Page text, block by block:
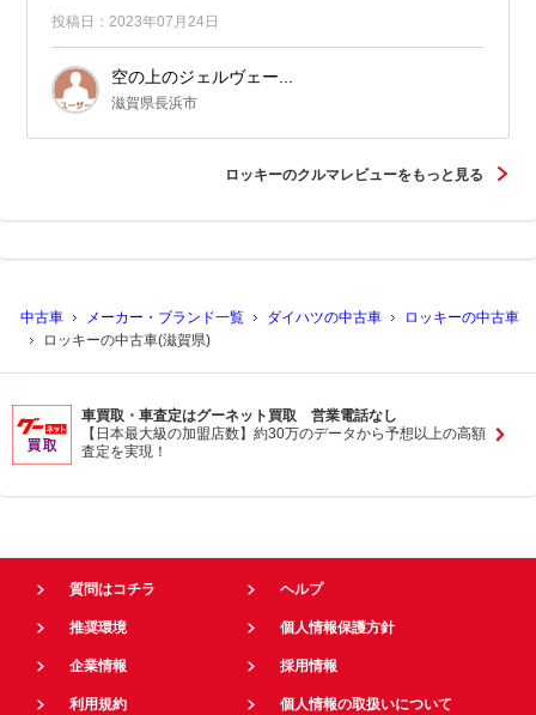
投稿日：2023年07月24日
空の上のジェルヴェー...
滋賀県長浜市
ロッキーのクルマレビューをもっと見る
中古車 メーカー・ブランド一覧 ダイハツの中古車
ロッキーの中古車
ロッキーの中古車(滋賀県)
車買取・車査定はグーネット買取 営業電話なし
【日本最大級の加盟店数】約30万のデータから予想以上の高額
査定を実現！
質問はコチラ ヘルプ
推奨環境 個人情報保護方針
企業情報 採用情報
利用規約 個人情報の取扱いについて